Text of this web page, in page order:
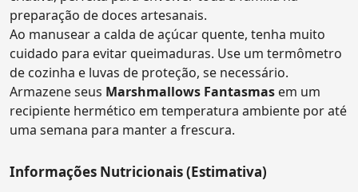
preparação de doces artesanais.
Ao manusear a calda de açúcar quente, tenha muito
cuidado para evitar queimaduras. Use um termômetro
de cozinha e luvas de proteção, se necessário.
Armazene seus Marshmallows Fantasmas em um
recipiente hermético em temperatura ambiente por até
uma semana para manter a frescura.
Informações Nutricionais (Estimativa)